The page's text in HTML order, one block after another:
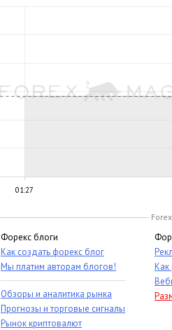
01:27
Форекс блоги
Как создать форекс блог
Мы платим авторам блогов!
Обзоры и аналитика рынка
Прогнозы и торговые сигналы
Рынок криптовалют
Как